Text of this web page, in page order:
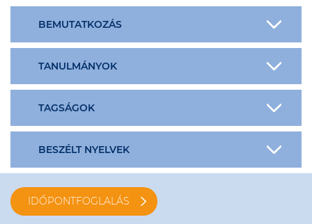
BEMUTATKOZÁS
TANULMÁNYOK
TAGSÁGOK
BESZÉLT NYELVEK
IDŐPONTFOGLALÁS